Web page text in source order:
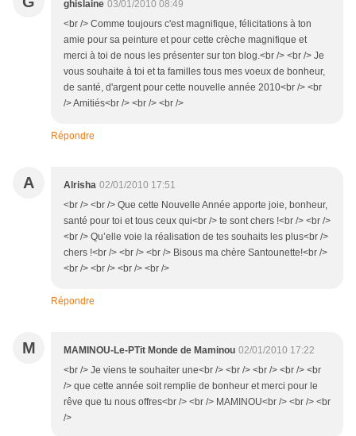
ghislaine 03/01/2010 08:49
<br /> Comme toujours c'est magnifique, félicitations à ton
amie pour sa peinture et pour cette crèche magnifique et
merci à toi de nous les présenter sur ton blog.<br /> <br /> Je
vous souhaite à toi et ta familles tous mes voeux de bonheur,
de santé, d'argent pour cette nouvelle année 2010<br /> <br
/> Amitiés<br /> <br /> <br />
Répondre
A Alrisha 02/01/2010 17:51
<br /> <br /> Que cette Nouvelle Année apporte joie, bonheur,
santé pour toi et tous ceux qui<br /> te sont chers !<br /> <br />
<br /> Qu’elle voie la réalisation de tes souhaits les plus<br />
chers !<br /> <br /> <br /> Bisous ma chère Santounette!<br />
<br /> <br /> <br /> <br />
Répondre
M MAMINOU-Le-PTit Monde de Maminou 02/01/2010 17:22
<br /> Je viens te souhaiter une<br /> <br /> <br /> <br /> <br
/> que cette année soit remplie de bonheur et merci pour le
rêve que tu nous offres<br /> <br /> MAMINOU<br /> <br /> <br
/>